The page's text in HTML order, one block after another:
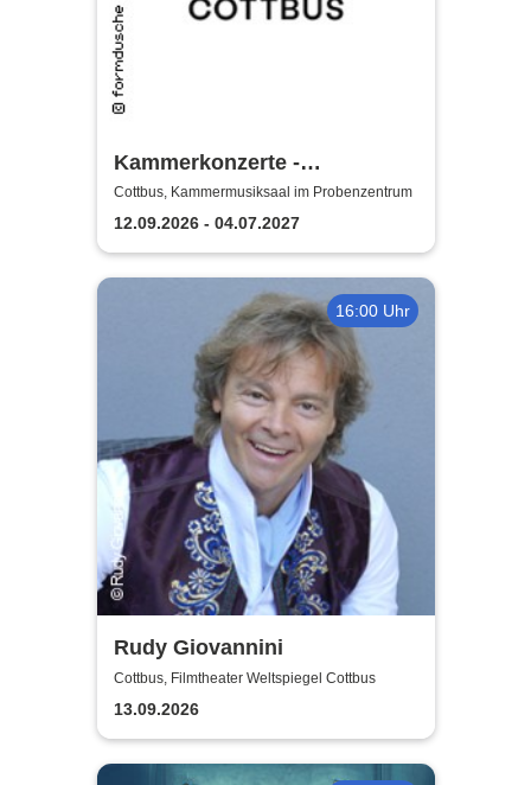
Kammerkonzerte -
Staatstheater Cottbus
Cottbus, Kammermusiksaal im Probenzentrum
12.09.2026 - 04.07.2027
16:00 Uhr
Rudy Giovannini
Cottbus, Filmtheater Weltspiegel Cottbus
13.09.2026